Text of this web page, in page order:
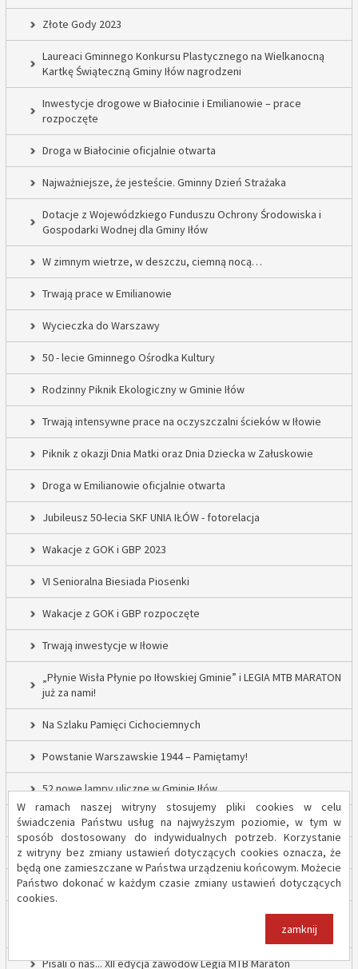
W ramach naszej witryny stosujemy pliki cookies w celu
świadczenia Państwu usług na najwyższym poziomie, w tym w
sposób dostosowany do indywidualnych potrzeb. Korzystanie
z witryny bez zmiany ustawień dotyczących cookies oznacza, że
będą one zamieszczane w Państwa urządzeniu końcowym. Możecie
Państwo dokonać w każdym czasie zmiany ustawień dotyczących
cookies.
zamknij
Złote Gody 2023
Laureaci Gminnego Konkursu Plastycznego na Wielkanocną
Kartkę Świąteczną Gminy Iłów nagrodzeni
Inwestycje drogowe w Białocinie i Emilianowie – prace
rozpoczęte
Droga w Białocinie oficjalnie otwarta
Najważniejsze, że jesteście. Gminny Dzień Strażaka
Dotacje z Wojewódzkiego Funduszu Ochrony Środowiska i
Gospodarki Wodnej dla Gminy Iłów
W zimnym wietrze, w deszczu, ciemną nocą…
Trwają prace w Emilianowie
Wycieczka do Warszawy
50 - lecie Gminnego Ośrodka Kultury
Rodzinny Piknik Ekologiczny w Gminie Iłów
Trwają intensywne prace na oczyszczalni ścieków w Iłowie
Piknik z okazji Dnia Matki oraz Dnia Dziecka w Załuskowie
Droga w Emilianowie oficjalnie otwarta
Jubileusz 50-lecia SKF UNIA IŁÓW - fotorelacja
Wakacje z GOK i GBP 2023
VI Senioralna Biesiada Piosenki
Wakacje z GOK i GBP rozpoczęte
Trwają inwestycje w Iłowie
„Płynie Wisła Płynie po Iłowskiej Gminie” i LEGIA MTB MARATON
już za nami!
Na Szlaku Pamięci Cichociemnych
Powstanie Warszawskie 1944 – Pamiętamy!
52 nowe lampy uliczne w Gminie Iłów
Inwestycja drogowa w Sadowie – prace rozpoczęte
Trwają inwestycje w Gminie Iłów
„Modernizacja Oczyszczalni Ścieków w Iłowie – etap II”
Strażacy z OSP Iłów walczą o pieniądze od Harnasia. Zachęcamy
Pisali o nas... XII edycja zawodów Legia MTB Maraton